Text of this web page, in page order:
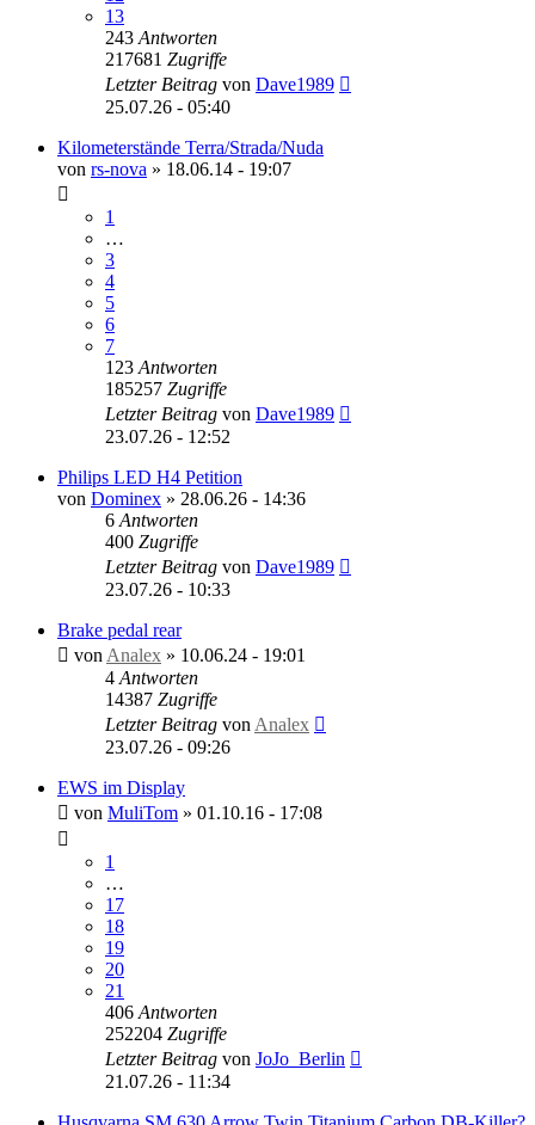
13
243 Antworten
217681 Zugriffe
Letzter Beitrag von Dave1989
25.07.26 - 05:40
Kilometerstände Terra/Strada/Nuda
von rs-nova » 18.06.14 - 19:07
1
…
3
4
5
6
7
123 Antworten
185257 Zugriffe
Letzter Beitrag von Dave1989
23.07.26 - 12:52
Philips LED H4 Petition
von Dominex » 28.06.26 - 14:36
6 Antworten
400 Zugriffe
Letzter Beitrag von Dave1989
23.07.26 - 10:33
Brake pedal rear
von Analex » 10.06.24 - 19:01
4 Antworten
14387 Zugriffe
Letzter Beitrag von Analex
23.07.26 - 09:26
EWS im Display
von MuliTom » 01.10.16 - 17:08
1
…
17
18
19
20
21
406 Antworten
252204 Zugriffe
Letzter Beitrag von JoJo_Berlin
21.07.26 - 11:34